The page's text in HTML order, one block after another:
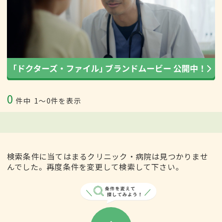
0 件中 1〜0件を表示
検索条件に当てはまるクリニック・病院は見つかりませ
んでした。再度条件を変更して検索して下さい。